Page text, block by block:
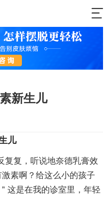
新生儿
儿
复复，听说地奈德乳膏效
素啊？给这么小的孩子
这是在我的诊室里，年轻